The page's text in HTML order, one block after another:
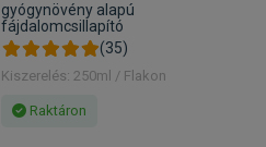
gyógynövény alapú
fájdalomcsillapító
(35)
Kiszerelés: 250ml / Flakon
Raktáron